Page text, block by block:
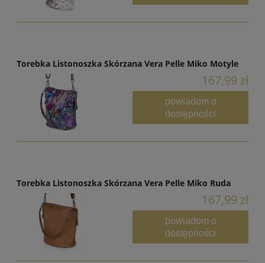
Torebka Listonoszka Skórzana Vera Pelle Miko Motyle
167,99 zł
powiadom o
dostępności
Torebka Listonoszka Skórzana Vera Pelle Miko Ruda
167,99 zł
powiadom o
dostępności